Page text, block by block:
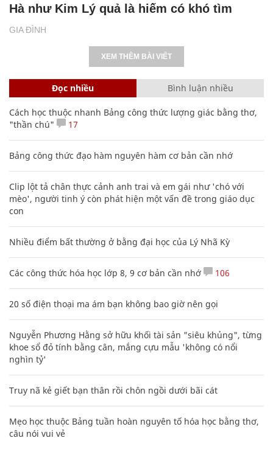
GIA ĐÌNH
Hà như Kim Lý quả là hiếm có khó tìm
XEM THÊM BÀI VIẾT
Đọc nhiều Bình luận nhiều
Cách học thuộc nhanh Bảng công thức lượng giác bằng thơ,
"thần chú"
17
Bảng công thức đạo hàm nguyên hàm cơ bản cần nhớ
Clip lột tả chân thực cảnh anh trai và em gái như 'chó với
mèo', người tinh ý còn phát hiện một vấn đề trong giáo dục
con
Nhiều điểm bất thường ở bằng đại học của Lý Nhã Kỳ
Các công thức hóa học lớp 8, 9 cơ bản cần nhớ 106
20 số điện thoại ma ám bạn không bao giờ nên gọi
Nguyễn Phương Hằng sở hữu khối tài sản "siêu khủng", từng
khoe sổ đỏ tính bằng cân, mắng cựu mẫu 'không có nổi
nghìn tỷ'
Truy nã kẻ giết bạn thân rồi chôn ngồi dưới bãi cát
Mẹo học thuộc Bảng tuần hoàn nguyên tố hóa học bằng thơ,
câu nói vui vẻ